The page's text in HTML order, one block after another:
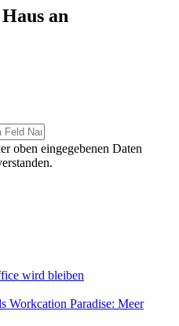
an
oben eingegebenen Daten
wird bleiben
Workcation Paradise: Meer